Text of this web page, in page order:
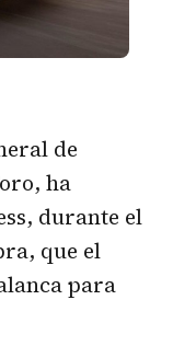
de
ha
durante el
que el
para